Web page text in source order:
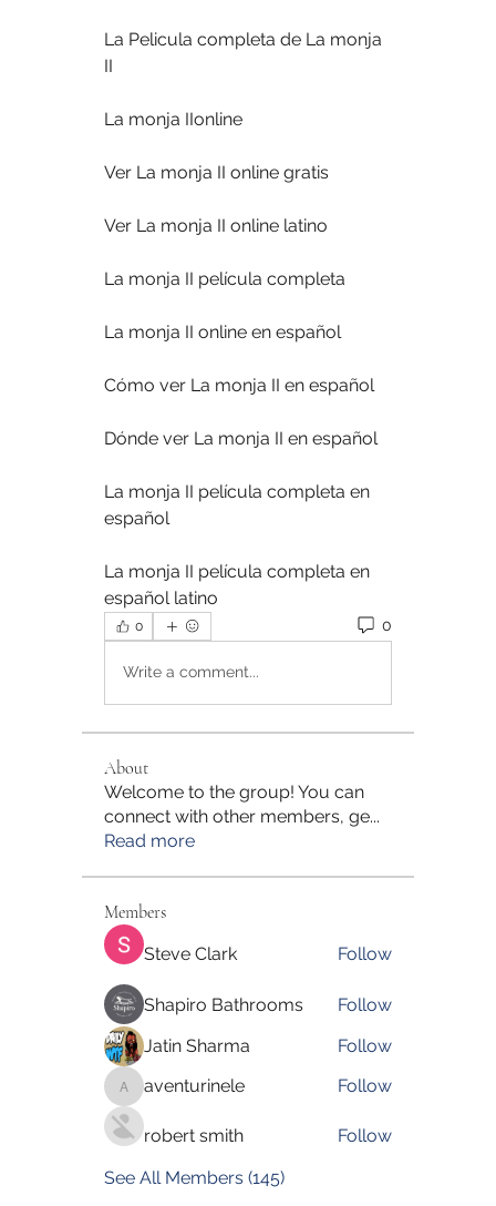
La Pelicula completa de La monja
II
La monja IIonline
Ver La monja II online gratis
Ver La monja II online latino
La monja II película completa
La monja II online en español
Cómo ver La monja II en español
Dónde ver La monja II en español
La monja II película completa en
español
La monja II película completa en
español latino
0 0
Write a comment...
About
Welcome to the group! You can
connect with other members, ge...
Read more
Members
Steve Clark Follow
Shapiro Bathrooms
Follow
Jatin Sharma
Follow
aventurinele
aventurinele Follow
robert smith
Follow
See All Members (145)